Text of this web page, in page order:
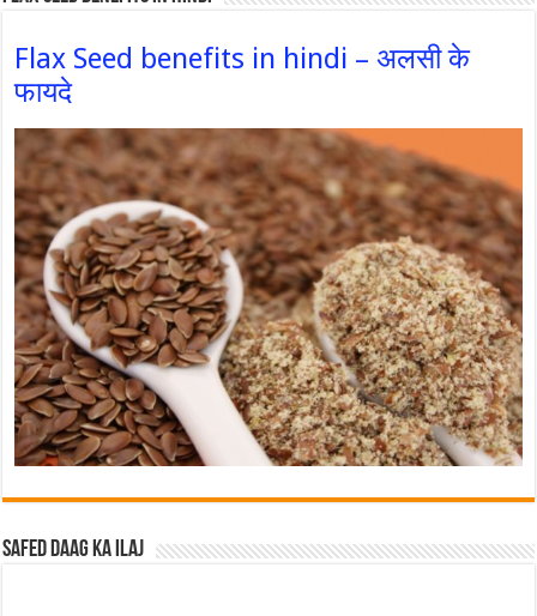
Flax Seed benefits in hindi – अलसी के
फायदे
Safed Daag ka ilaj